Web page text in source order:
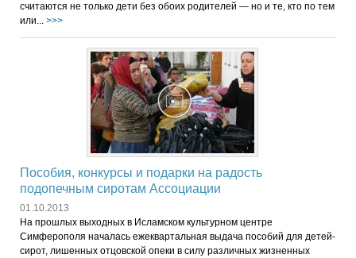
считаются не только дети без обоих родителей — но и те, кто по тем
или... >>>
Пособия, конкурсы и подарки на радость
подопечным сиротам Ассоциации
01.10.2013
На прошлых выходных в Исламском культурном центре
Симферополя началась ежеквартальная выдача пособий для детей-
сирот, лишенных отцовской опеки в силу различных жизненных